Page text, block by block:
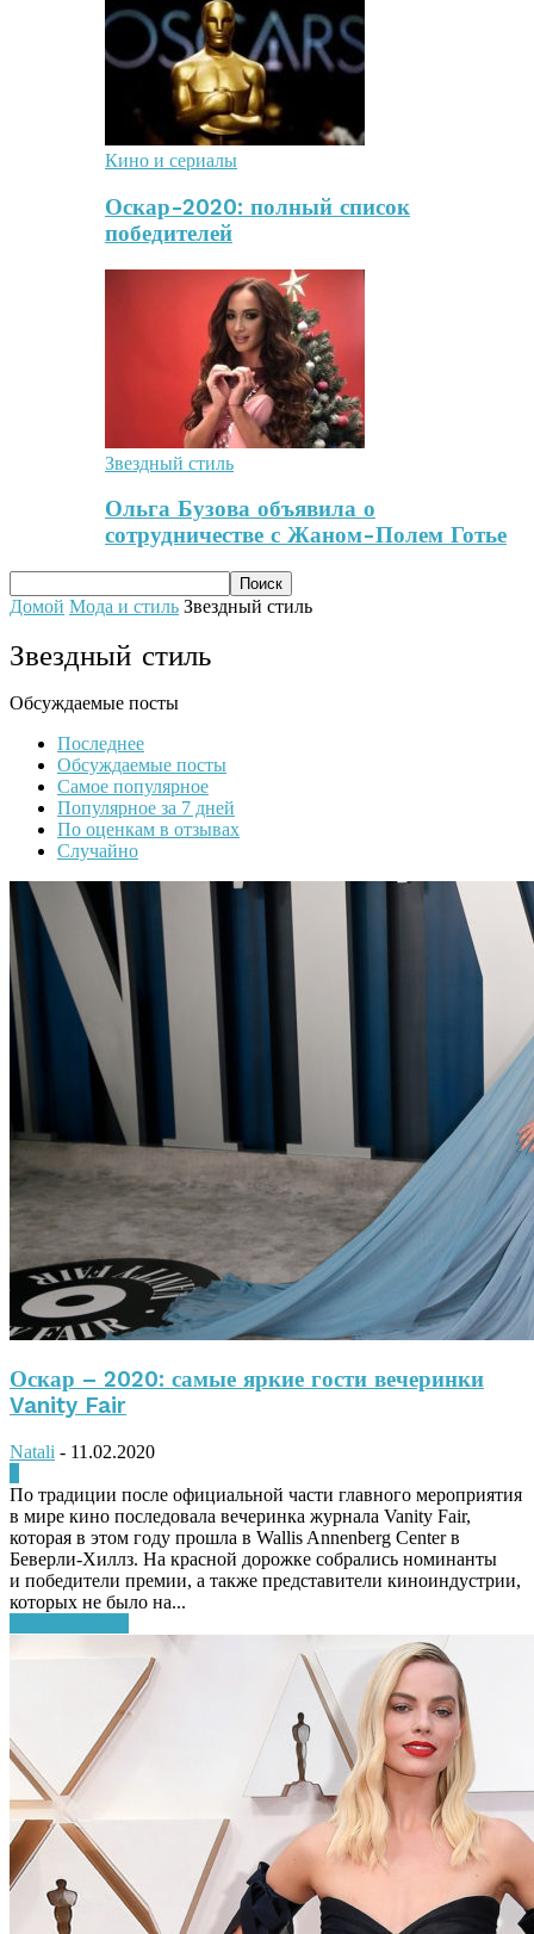
Кино и сериалы
Оскар-2020: полный список
победителей
Звездный стиль
Ольга Бузова объявила о
сотрудничестве с Жаном-Полем Готье
Домой Мода и стиль Звездный стиль
Звездный стиль
Обсуждаемые посты
Последнее
Обсуждаемые посты
Самое популярное
Популярное за 7 дней
По оценкам в отзывах
Случайно
Оскар – 2020: самые яркие гости вечеринки
Vanity Fair
Natali - 11.02.2020
По традиции после официальной части главного мероприятия
в мире кино последовала вечеринка журнала Vanity Fair,
которая в этом году прошла в Wallis Annenberg Center в
Беверли-Хиллз. На красной дорожке собрались номинанты
и победители премии, а также представители киноиндустрии,
которых не было на...